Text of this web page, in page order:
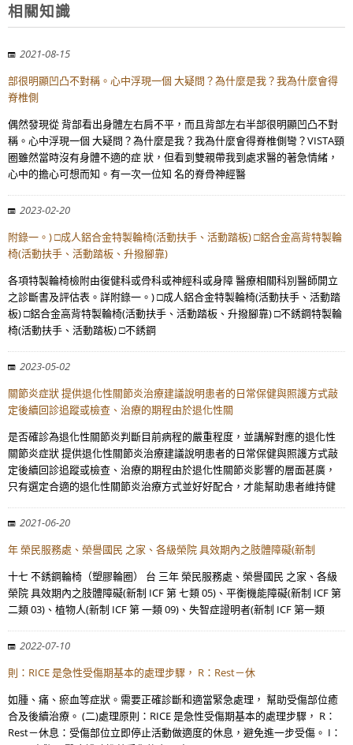
相關知識
2021-08-15
部很明顯凹凸不對稱。心中浮現一個 大疑問？為什麼是我？我為什麼會得
脊椎側
偶然發現從 背部看出身體左右肩不平，而且背部左右半部很明顯凹凸不對
稱。心中浮現一個 大疑問？為什麼是我？我為什麼會得脊椎側彎？VISTA頸
圈雖然當時沒有身體不適的症 狀，但看到雙親帶我到處求醫的著急情緒，
心中的擔心可想而知。有一次一位知 名的脊骨神經醫
2023-02-20
附錄一。) □成人鋁合金特製輪椅(活動扶手、活動踏板) □鋁合金高背特製輪
椅(活動扶手、活動踏板、升撥腳靠)
各項特製輪椅檢附由復健科或骨科或神經科或身障 醫療相關科別醫師開立
之診斷書及評估表。詳附錄一。) □成人鋁合金特製輪椅(活動扶手、活動踏
板) □鋁合金高背特製輪椅(活動扶手、活動踏板、升撥腳靠) □不銹鋼特製輪
椅(活動扶手、活動踏板) □不銹鋼
2023-05-02
關節炎症狀 提供退化性關節炎治療建議說明患者的日常保健與照護方式敲
定後續回診追蹤或檢查、治療的期程由於退化性關
是否確診為退化性關節炎判斷目前病程的嚴重程度，並講解對應的退化性
關節炎症狀 提供退化性關節炎治療建議說明患者的日常保健與照護方式敲
定後續回診追蹤或檢查、治療的期程由於退化性關節炎影響的層面甚廣，
只有選定合適的退化性關節炎治療方式並好好配合，才能幫助患者維持健
2021-06-20
年 榮民服務處、榮譽國民 之家、各級榮院 具效期內之肢體障礙(新制
十七 不銹鋼輪椅（塑膠輪圈） 台 三年 榮民服務處、榮譽國民 之家、各級
榮院 具效期內之肢體障礙(新制 ICF 第 七類 05)、平衡機能障礙(新制 ICF 第
二類 03)、植物人(新制 ICF 第 一類 09)、失智症證明者(新制 ICF 第一類
2022-07-10
則：RICE 是急性受傷期基本的處理步驟， R：Rest－休
如腫、痛、瘀血等症狀。需要正確診斷和適當緊急處理， 幫助受傷部位癒
合及後續治療。 (二)處理原則：RICE 是急性受傷期基本的處理步驟， R：
Rest－休息：受傷部位立即停止活動做適度的休息，避免進一步受傷。 I：